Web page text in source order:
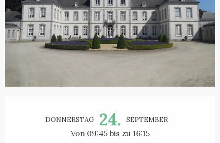
DONNERSTAG 24. SEPTEMBER
Von 09:45 bis zu 16:15